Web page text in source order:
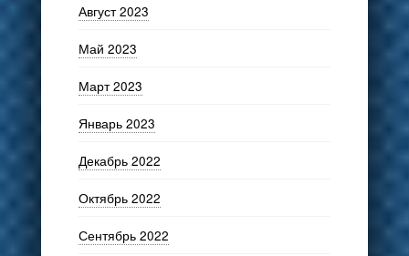
Август 2023
Май 2023
Март 2023
Январь 2023
Декабрь 2022
Октябрь 2022
Сентябрь 2022